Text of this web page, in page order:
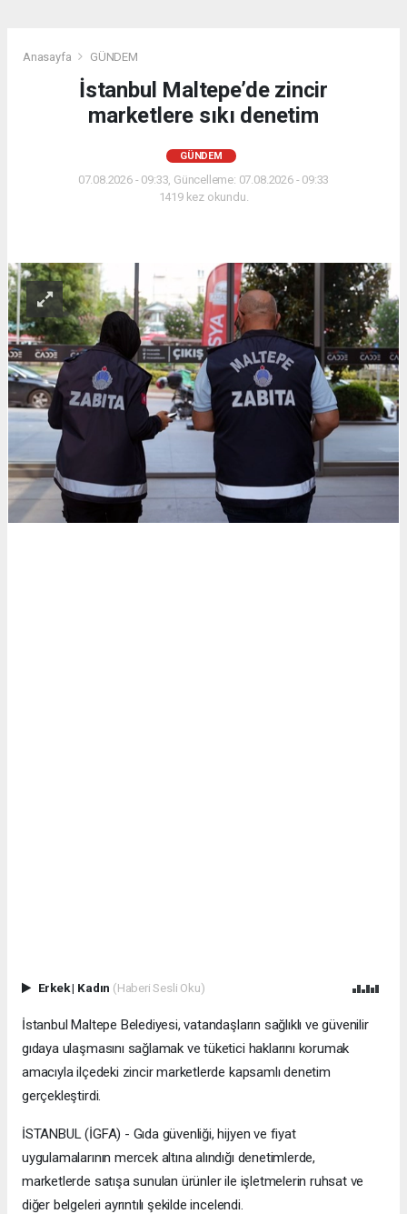
Anasayfa GÜNDEM
İstanbul Maltepe’de zincir
marketlere sıkı denetim
GÜNDEM
07.08.2026 - 09:33, Güncelleme: 07.08.2026 - 09:33
1419 kez okundu.
Erkek| Kadın (Haberi Sesli Oku)
İstanbul Maltepe Belediyesi, vatandaşların sağlıklı ve güvenilir
gıdaya ulaşmasını sağlamak ve tüketici haklarını korumak
amacıyla ilçedeki zincir marketlerde kapsamlı denetim
gerçekleştirdi.
İSTANBUL (İGFA) - Gıda güvenliği, hijyen ve fiyat
uygulamalarının mercek altına alındığı denetimlerde,
marketlerde satışa sunulan ürünler ile işletmelerin ruhsat ve
diğer belgeleri ayrıntılı şekilde incelendi.